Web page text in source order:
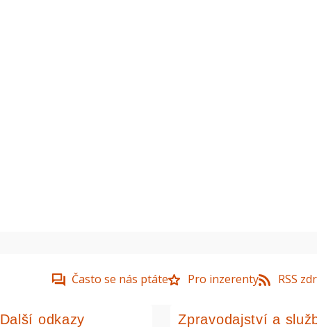
Často se nás ptáte Pro inzerenty RSS
Další odkazy Zpravodajství a